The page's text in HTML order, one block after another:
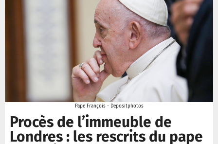
Pape François - Depositphotos
Procès de l’immeuble de
Londres : les rescrits du pape